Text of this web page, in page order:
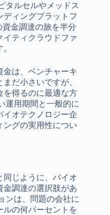
タルセルやメッドス
ディングプラットフ
資金調達の旅を半分
イティクラウドファ
金は、ベンチャーキ
だ小さいですが、
を得るのに最適な方
運用期間と一般的に
イオテクノロジー企
ングの実用性につい
じように、バイオ
金調達の選択肢があ
ンは、問題の会社に
ルの何パーセントを